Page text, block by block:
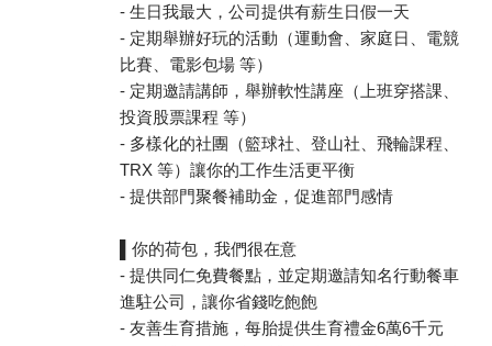
- 生日我最大，公司提供有薪生日假一天
- 定期舉辦好玩的活動（運動會、家庭日、電競
比賽、電影包場 等）
- 定期邀請講師，舉辦軟性講座（上班穿搭課、
投資股票課程 等）
- 多樣化的社團（籃球社、登山社、飛輪課程、
TRX 等）讓你的工作生活更平衡
- 提供部門聚餐補助金，促進部門感情
▌你的荷包，我們很在意
- 提供同仁免費餐點，並定期邀請知名行動餐車
進駐公司，讓你省錢吃飽飽
- 友善生育措施，每胎提供生育禮金6萬6千元